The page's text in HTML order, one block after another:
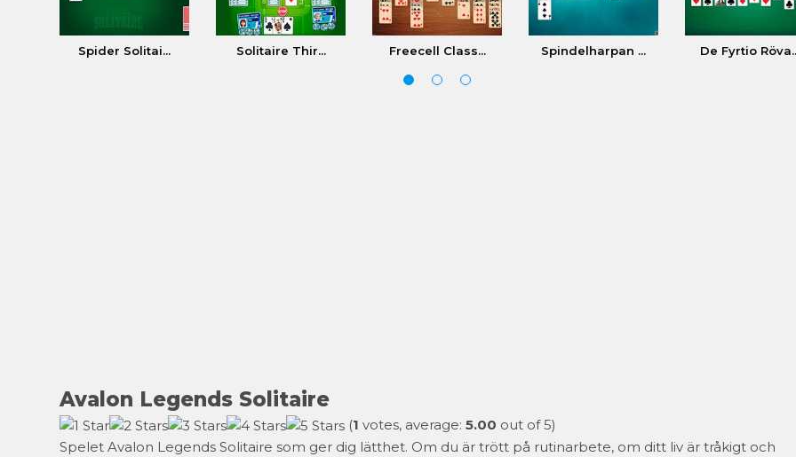
Spider Solitai... Solitaire Thir... Freecell Class... Spindelharpan ... De Fyrtio
Avalon Legends Solitaire
(1 votes, average: 5.00 out of 5)
Spelet Avalon Legends Solitaire som ger dig lätthet. Om du är trött på rutinarbete, om ditt liv är tråkigt och